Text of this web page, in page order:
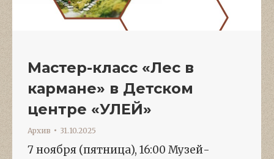
Мастер-класс «Лес в
кармане» в Детском
центре «УЛЕЙ»
Архив 31.10.2025
7 ноября (пятница), 16:00 Музей-